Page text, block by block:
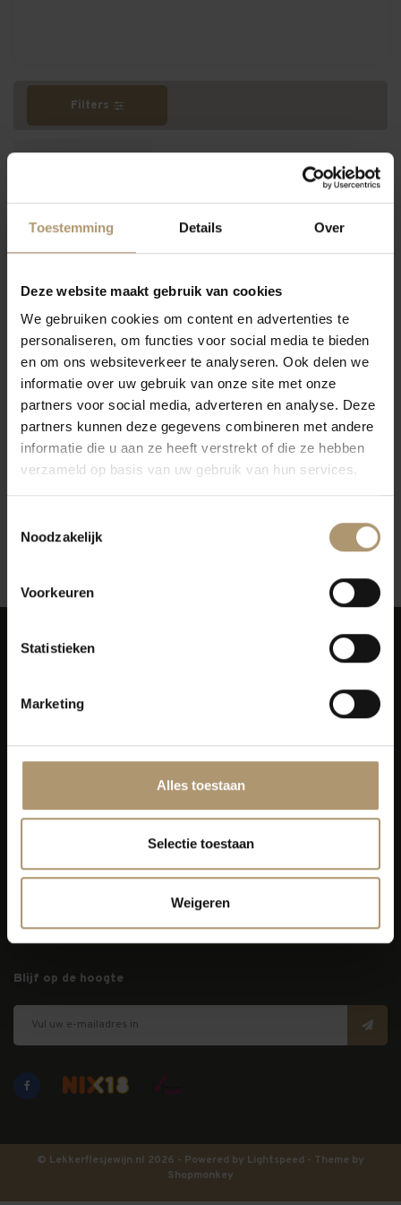
Toestemming Details Over
Deze website maakt gebruik van cookies
We gebruiken cookies om content en advertenties te
personaliseren, om functies voor social media te bieden
en om ons websiteverkeer te analyseren. Ook delen we
informatie over uw gebruik van onze site met onze
partners voor social media, adverteren en analyse. Deze
partners kunnen deze gegevens combineren met andere
informatie die u aan ze heeft verstrekt of die ze hebben
verzameld op basis van uw gebruik van hun services.
Noodzakelijk
Voorkeuren
Statistieken
Marketing
Alles toestaan
Selectie toestaan
Weigeren
Filters
Nautilus Sauvignon Blanc
Marlborough
€17,95
2431 AE Noorden
Lekkerflesjewijn
Blijf op de hoogte
© Lekkerflesjewijn.nl 2026 - Powered by Lightspeed - Theme by
Shopmonkey